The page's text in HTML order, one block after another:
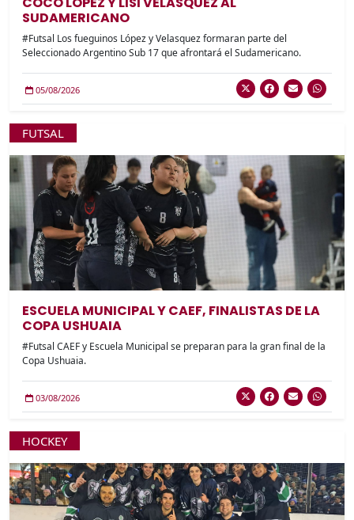
SUDAMERICANO
#Futsal Los fueguinos López y Velasquez formaran parte del
Seleccionado Argentino Sub 17 que afrontará el Sudamericano.
05/08/2026
FUTSAL
ESCUELA MUNICIPAL Y CAEF, FINALISTAS DE LA
COPA USHUAIA
#Futsal CAEF y Escuela Municipal se preparan para la gran final de la
Copa Ushuaia.
03/08/2026
HOCKEY